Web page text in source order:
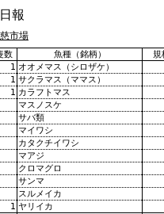
報
市場
数 魚種（銘柄）
規
1 オオメマス（シロザケ）
1 サクラマス（ママス）
1 カラフトマス
マスノスケ
サバ類
マイワシ
カタクチイワシ
マアジ
クロマグロ
サンマ
スルメイカ
1 ヤリイカ